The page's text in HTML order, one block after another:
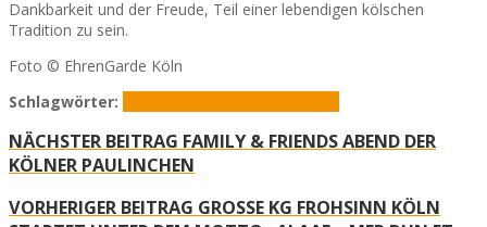
Dankbarkeit und der Freude, Teil einer lebendigen kölschen
Tradition zu sein.
Foto © EhrenGarde Köln
Schlagwörter:
NÄCHSTER BEITRAG FAMILY & FRIENDS ABEND DER
KÖLNER PAULINCHEN
VORHERIGER BEITRAG GROSSE KG FROHSINN KÖLN S